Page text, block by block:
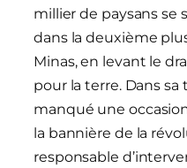
millier de paysans se
dans la deuxième
Minas, en levant le
pour la terre. Dans sa
manqué une
la bannière de la
responsable